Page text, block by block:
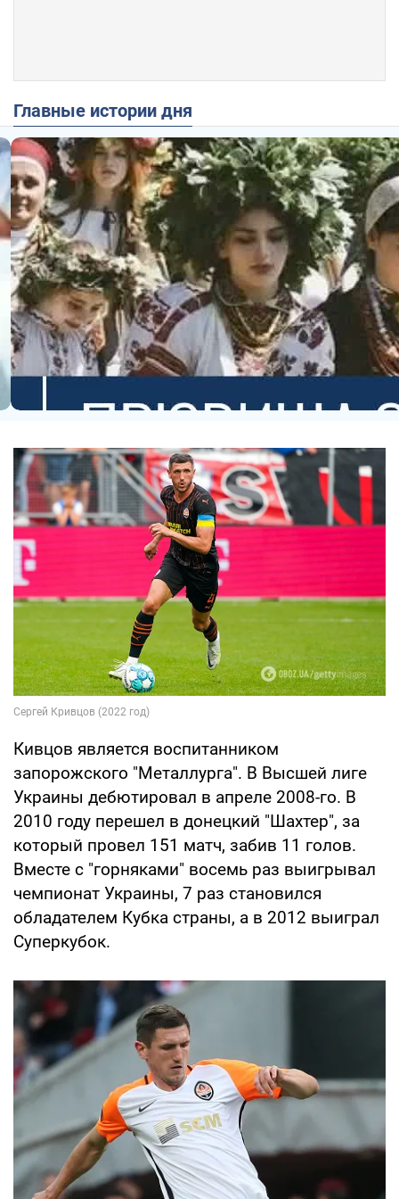
Главные истории дня
Кивцов является воспитанником
запорожского "Металлурга". В Высшей лиге
Украины дебютировал в апреле 2008-го. В
2010 году перешел в донецкий "Шахтер", за
который провел 151 матч, забив 11 голов.
Вместе с "горняками" восемь раз выигрывал
чемпионат Украины, 7 раз становился
обладателем Кубка страны, а в 2012 выиграл
Суперкубок.